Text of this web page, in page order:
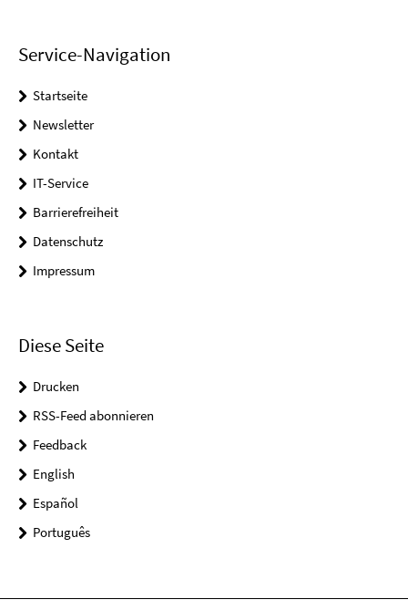
Service-Navigation
Startseite
Newsletter
Kontakt
IT-Service
Barrierefreiheit
Datenschutz
Impressum
Diese Seite
Drucken
RSS-Feed abonnieren
Feedback
English
Español
Português